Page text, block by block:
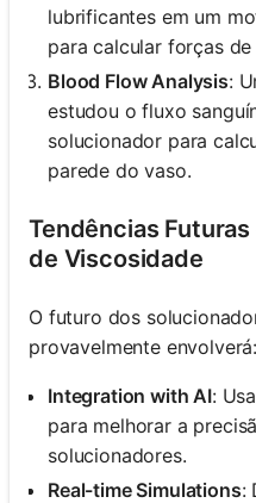
lubrificantes em um
para calcular forças
Blood Flow Analysis:
estudou o fluxo
solucionador para
parede do vaso.
Tendências
de Viscosidade
O futuro dos
provavelmente envolverá:
Integration with AI:
para melhorar a
solucionadores.
Real-time Simulations: